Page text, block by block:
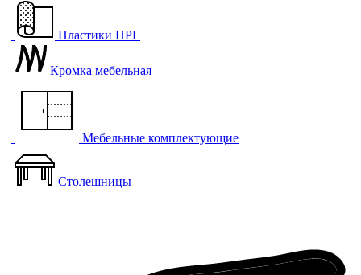
Пластики HPL
Кромка мебельная
Мебельные комплектующие
Столешницы